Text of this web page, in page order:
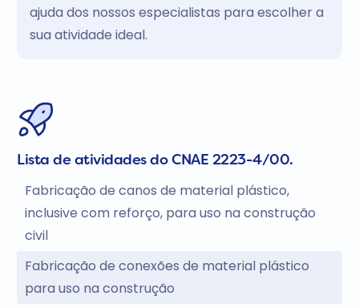
ajuda dos nossos especialistas para escolher a
sua atividade ideal.
Lista de atividades do CNAE 2223-4/00.
Fabricação de canos de material plástico,
inclusive com reforço, para uso na construção
civil
Fabricação de conexões de material plástico
para uso na construção